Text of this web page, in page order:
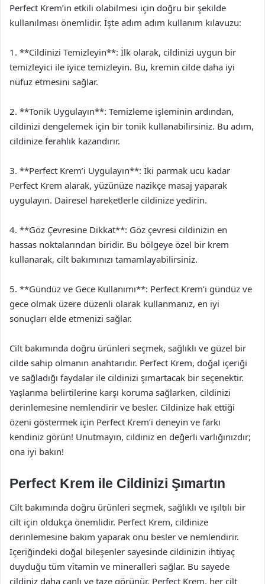
Perfect Krem’in etkili olabilmesi için doğru bir şekilde
kullanılması önemlidir. İşte adım adım kullanım kılavuzu:
1. **Cildinizi Temizleyin**: İlk olarak, cildinizi uygun bir
temizleyici ile iyice temizleyin. Bu, kremin cilde daha iyi
nüfuz etmesini sağlar.
2. **Tonik Uygulayın**: Temizleme işleminin ardından,
cildinizi dengelemek için bir tonik kullanabilirsiniz. Bu adım,
cildinize ferahlık kazandırır.
3. **Perfect Krem’i Uygulayın**: İki parmak ucu kadar
Perfect Krem alarak, yüzünüze nazikçe masaj yaparak
uygulayın. Dairesel hareketlerle cildinize yedirin.
4. **Göz Çevresine Dikkat**: Göz çevresi cildinizin en
hassas noktalarından biridir. Bu bölgeye özel bir krem
kullanarak, cilt bakımınızı tamamlayabilirsiniz.
5. **Gündüz ve Gece Kullanımı**: Perfect Krem’i gündüz ve
gece olmak üzere düzenli olarak kullanmanız, en iyi
sonuçları elde etmenizi sağlar.
Cilt bakımında doğru ürünleri seçmek, sağlıklı ve güzel bir
cilde sahip olmanın anahtarıdır. Perfect Krem, doğal içeriği
ve sağladığı faydalar ile cildinizi şımartacak bir seçenektir.
Yaşlanma belirtilerine karşı koruma sağlarken, cildinizi
derinlemesine nemlendirir ve besler. Cildinize hak ettiği
özeni göstermek için Perfect Krem’i deneyin ve farkı
kendiniz görün! Unutmayın, cildiniz en değerli varlığınızdır;
ona iyi bakın!
Perfect Krem ile Cildinizi Şımartın
Cilt bakımında doğru ürünleri seçmek, sağlıklı ve ışıltılı bir
cilt için oldukça önemlidir. Perfect Krem, cildinize
derinlemesine bakım yaparak onu besler ve nemlendirir.
İçeriğindeki doğal bileşenler sayesinde cildinizin ihtiyaç
duyduğu tüm vitamin ve mineralleri sağlar. Bu sayede
cildiniz daha canlı ve taze görünür. Perfect Krem, her cilt